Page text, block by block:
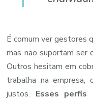
É comum ver gestores
mas não suportam ser
Outros hesitam em
trabalha na empresa,
justos. Esses